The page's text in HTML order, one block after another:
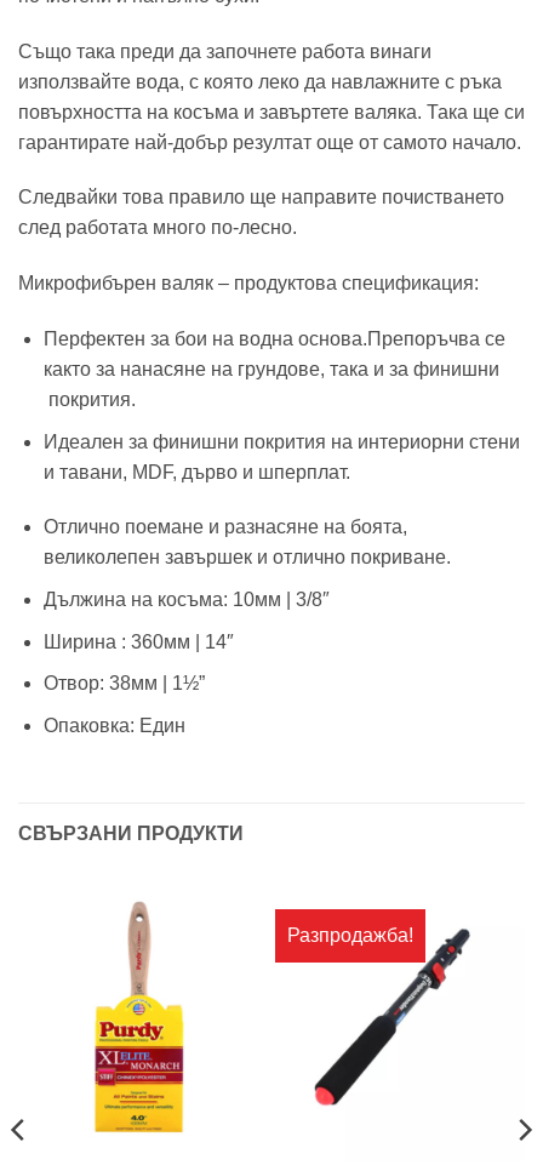
Също така преди да започнете работа винаги
използвайте вода, с която леко да навлажните с ръка
повърхността на косъма и завъртете валяка. Така ще си
гарантирате най-добър резултат още от самото начало.
Следвайки това правило ще направите почистването
след работата много по-лесно.
Микрофибърен валяк – продуктова спецификация:
Перфектен за бои на водна основа.Препоръчва се
както за нанасяне на грундове, така и за финишни
покрития.
Идеален за финишни покрития на интериорни стени
и тавани, MDF, дърво и шперплат.
Отлично поемане и разнасяне на боята,
великолепен завършек и отлично покриване.
Дължина на косъма: 10мм | 3/8″
Ширина : 360мм | 14″
Отвор: 38мм | 1½”
Опаковка: Един
СВЪРЗАНИ ПРОДУКТИ
Разпродажба!